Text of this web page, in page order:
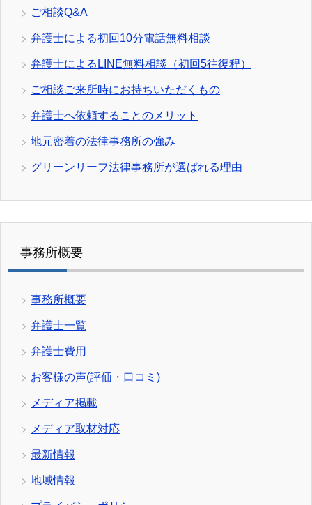
ご相談Q&A
弁護士による初回10分電話無料相談
弁護士によるLINE無料相談（初回5往復程）
ご相談ご来所時にお持ちいただくもの
弁護士へ依頼することのメリット
地元密着の法律事務所の強み
グリーンリーフ法律事務所が選ばれる理由
事務所概要
事務所概要
弁護士一覧
弁護士費用
お客様の声(評価・口コミ)
メディア掲載
メディア取材対応
最新情報
地域情報